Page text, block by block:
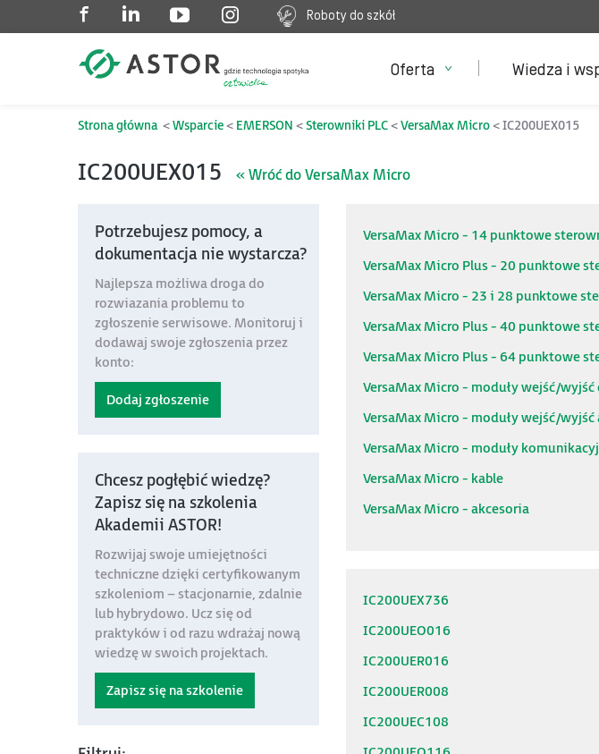
Roboty do szkół
Oferta Wiedza i
Strona główna Wsparcie EMERSON Sterowniki PLC VersaMax Micro IC200UEX015
IC200UEX015 « Wróć do VersaMax Micro
Potrzebujesz pomocy, a
dokumentacja nie wystarcza?
Najlepsza możliwa droga do
rozwiazania problemu to
zgłoszenie serwisowe. Monitoruj i
dodawaj swoje zgłoszenia przez
konto:
Dodaj zgłoszenie
Chcesz pogłębić wiedzę?
Zapisz się na szkolenia
Akademii ASTOR!
Rozwijaj swoje umiejętności
techniczne dzięki certyfikowanym
szkoleniom – stacjonarnie, zdalnie
lub hybrydowo. Ucz się od
praktyków i od razu wdrażaj nową
wiedzę w swoich projektach.
Zapisz się na szkolenie
VersaMax Micro - 14 punktowe
VersaMax Micro Plus - 20 punktowe
VersaMax Micro - 23 i 28 punktowe
VersaMax Micro Plus - 40 punktowe
VersaMax Micro Plus - 64 punktowe
VersaMax Micro - moduły wejść/
VersaMax Micro - moduły wejść/
VersaMax Micro - moduły
VersaMax Micro - kable
VersaMax Micro - akcesoria
IC200UEX736
IC200UEO016
IC200UER016
IC200UER008
IC200UEC108